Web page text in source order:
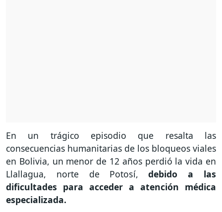
En un trágico episodio que resalta las
consecuencias humanitarias de los bloqueos viales
en Bolivia, un menor de 12 años perdió la vida en
Llallagua, norte de Potosí,debido a las
dificultades para acceder a atención médica
especializada.